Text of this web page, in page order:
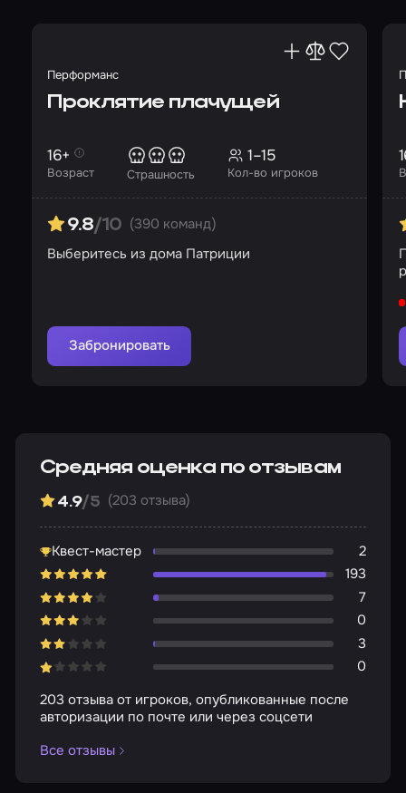
Перформанс
Проклятие плачущей
Возраст
16+
Страшность Кол-во игроков
1–15
9.8/10 (390 команд)
Выберитесь из дома Патриции
Забронировать
Средняя оценка по отзывам
4.9/5 (203 отзыва)
Квест-мастер
2
193
7
0
3
0
203 отзыва от игроков, опубликованные после
авторизации по почте или через соцсети
Все отзывы